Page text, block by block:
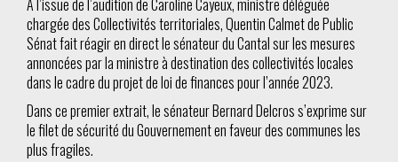
A l’issue de l’audition de Caroline Cayeux, ministre déléguée
chargée des Collectivités territoriales, Quentin Calmet de Public
Sénat fait réagir en direct le sénateur du Cantal sur les mesures
annoncées par la ministre à destination des collectivités locales
dans le cadre du projet de loi de finances pour l’année 2023.
Dans ce premier extrait, le sénateur Bernard Delcros s’exprime sur
le filet de sécurité du Gouvernement en faveur des communes les
plus fragiles.